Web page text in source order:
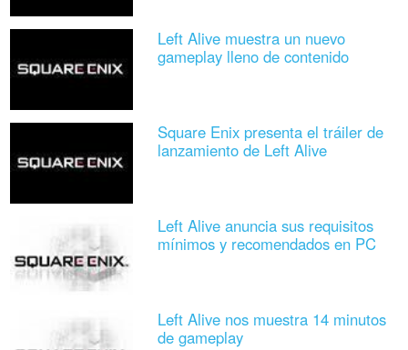
Left Alive muestra un nuevo
gameplay lleno de contenido
Square Enix presenta el tráiler de
lanzamiento de Left Alive
Left Alive anuncia sus requisitos
mínimos y recomendados en PC
Left Alive nos muestra 14 minutos
de gameplay